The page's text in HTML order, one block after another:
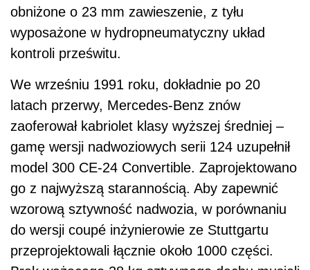
obniżone o 23 mm zawieszenie, z tyłu
wyposażone w hydropneumatyczny układ
kontroli prześwitu.
We wrześniu 1991 roku, dokładnie po 20
latach przerwy, Mercedes-Benz znów
zaoferował kabriolet klasy wyższej średniej –
gamę wersji nadwoziowych serii 124 uzupełnił
model 300 CE-24 Convertible. Zaprojektowano
go z najwyższą starannością. Aby zapewnić
wzorową sztywność nadwozia, w porównaniu
do wersji coupé inżynierowie ze Stuttgartu
przeprojektowali łącznie około 1000 części.